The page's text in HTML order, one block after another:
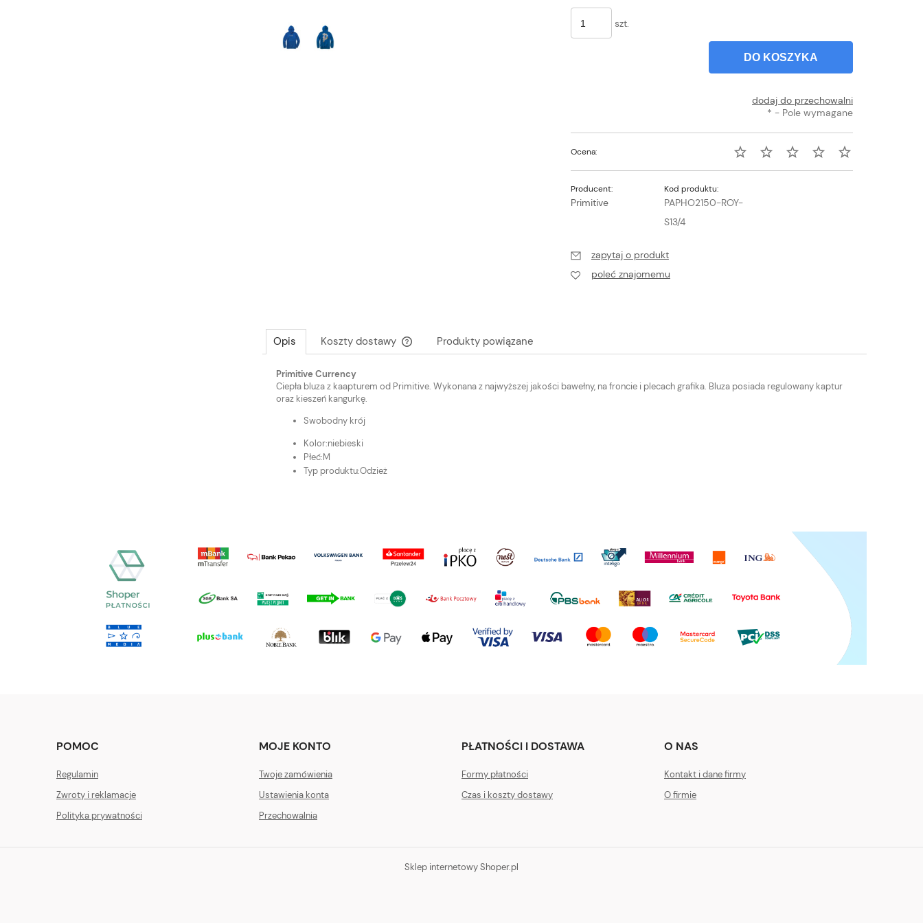
szt.
DO KOSZYKA
dodaj do przechowalni
* - Pole wymagane
Ocena:
Producent:
Primitive
Kod produktu:
PAPHO2150-ROY-
S13/4
zapytaj o produkt
poleć znajomemu
Opis Koszty dostawy
płatności
Produkty powiązane
Primitive Currency
Ciepła bluza z kaapturem od Primitive. Wykonana z najwyższej jakości bawełny, na froncie i plecach grafika. Bluza posiada regulowany kaptur
oraz kieszeń kangurkę.
Swobodny krój
Kolor:niebieski
Płeć:M
Typ produktu:Odzież
POMOC
Regulamin
Zwroty i reklamacje
Polityka prywatności
MOJE KONTO
Twoje zamówienia
Ustawienia konta
Przechowalnia
PŁATNOŚCI I DOSTAWA
Formy płatności
Czas i koszty dostawy
O NAS
Kontakt i dane firmy
O firmie
Sklep internetowy Shoper.pl